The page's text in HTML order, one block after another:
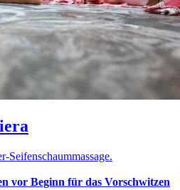
Seifenschaummassage.
vor Beginn für das Vorschwitzen